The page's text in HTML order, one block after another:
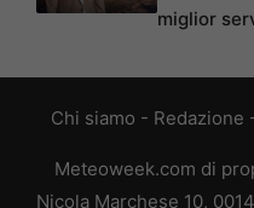
miglior
Chi siamo - Redazione
Meteoweek.com di
Nicola Marchese 10,